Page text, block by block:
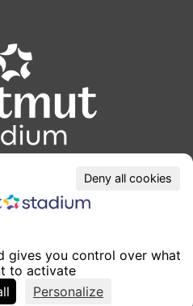
et de business
Lyon- Lyon
France
gives you control over what
to activate
Deny all cookies
Personalize